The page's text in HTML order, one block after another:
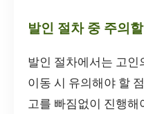
발인 절차 중 주의
발인 절차에서는 고인
이동 시 유의해야 할
고를 빠짐없이 진행